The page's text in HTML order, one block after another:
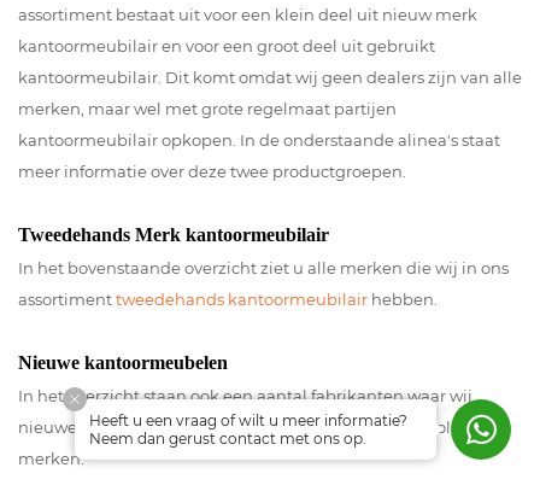
assortiment bestaat uit voor een klein deel uit nieuw merk
kantoormeubilair en voor een groot deel uit gebruikt
kantoormeubilair. Dit komt omdat wij geen dealers zijn van alle
merken, maar wel met grote regelmaat partijen
kantoormeubilair opkopen. In de onderstaande alinea's staat
meer informatie over deze twee productgroepen.
Tweedehands Merk kantoormeubilair
In het bovenstaande overzicht ziet u alle merken die wij in ons
assortimenttweedehands kantoormeubilair hebben.
Nieuwe kantoormeubelen
In het overzicht staan ook een aantal fabrikanten waar wij
nieuwe kantoormeubelen van verkopen. Dit zijn de volgende
merken:
Heeft u een vraag of wilt u meer informatie?
Neem dan gerust contact met ons op.